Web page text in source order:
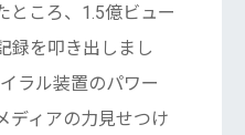
ところ、1.5億ビュー
録を叩き出しまし
ラル装置のパワー
ディアの力見せつけ